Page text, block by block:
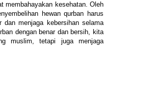
membahayakan kesehatan. Oleh
hewan qurban harus
dan menjaga kebersihan selama
dengan benar dan bersih, kita
muslim, tetapi juga menjaga